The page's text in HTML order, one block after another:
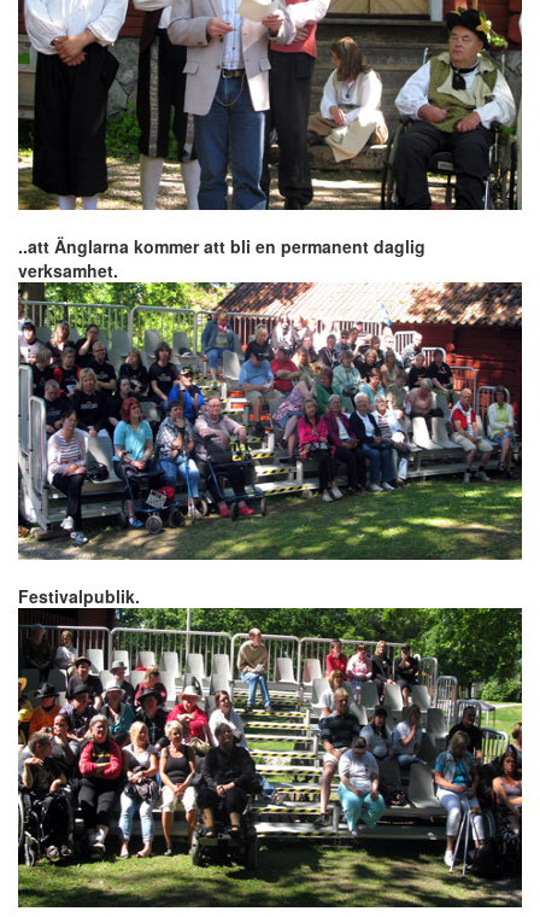
..att Änglarna kommer att bli en permanent daglig
verksamhet.
Festivalpublik.